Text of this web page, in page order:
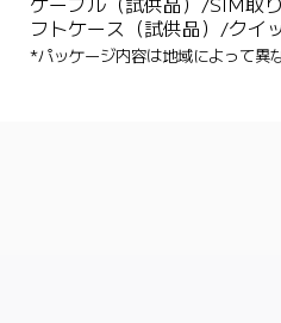
ケーブル（試供品）/SIM取
フトケース（試供品）/クイ
*パッケージ内容は地域によって異